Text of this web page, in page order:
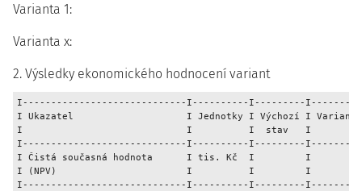
Varianta 1:
Varianta x:
2. Výsledky ekonomického hodnocení variant
I-----------------------------I----------I---------
I Ukazatel                    I Jednotky I Výchozí I
I                             I          I  stav   I
I-----------------------------I----------I---------
I Čistá současná hodnota      I tis. Kč  I         I
I (NPV)                       I          I         I
I-----------------------------I----------I---------